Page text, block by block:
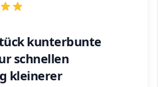
kunterbunte
schnellen
kleinerer